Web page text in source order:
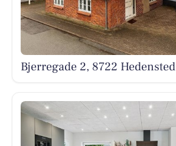
Bjerregade 2, 8722 Hedensted